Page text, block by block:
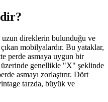
direklerin bulunduğu ve
mobilyalardır. Bu yataklar,
perde asmaya uygun bir
genellikle "X" şeklinde
asmayı zorlaştırır. Dört
tarzda, büyük ve